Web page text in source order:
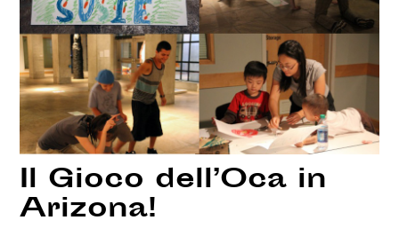
Il Gioco dell’Oca in
Arizona!